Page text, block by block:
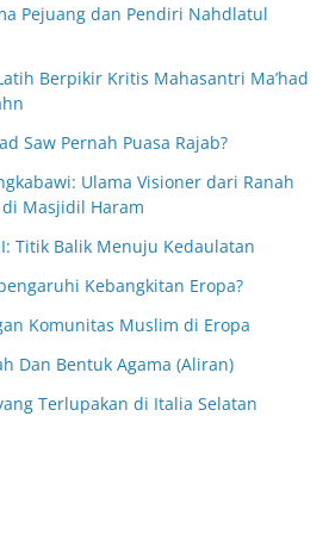
Pejuang dan Pendiri Nahdlatul
Berpikir Kritis Mahasantri Ma’had
Saw Pernah Puasa Rajab?
Ulama Visioner dari Ranah
Masjidil Haram
Titik Balik Menuju Kedaulatan
Kebangkitan Eropa?
Komunitas Muslim di Eropa
Dan Bentuk Agama (Aliran)
Terlupakan di Italia Selatan